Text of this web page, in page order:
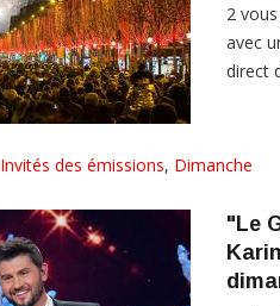
2
avec
direct
Invités des émissions, Dimanche
"Le